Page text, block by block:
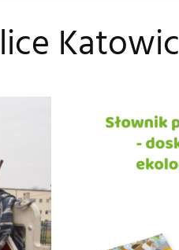
Katowic